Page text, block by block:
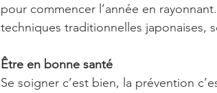
pour commencer l’année en
techniques traditionnelles japonaises,
Être en bonne santé
Se soigner c’est bien, la prévention